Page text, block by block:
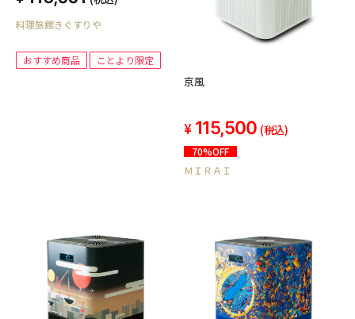
料理旅館きぐすりや
おすすめ商品 ことより限定
京風
115,500 (税込)
70%OFF
ＭＩＲＡＩ